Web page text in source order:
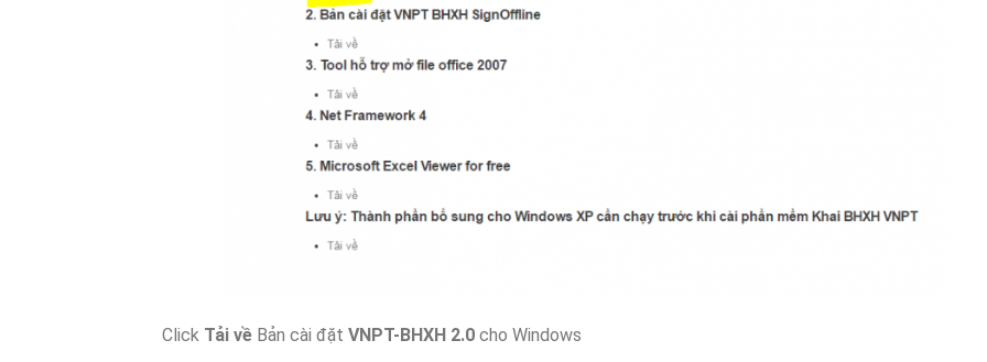
Click Tải về Bản cài đặt VNPT-BHXH 2.0 cho Windows